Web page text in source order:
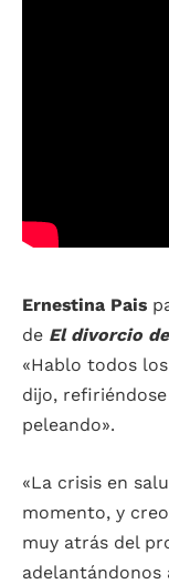
Ernestina Pais
de El divorcio
«Hablo todos
dijo, refiriéndose
peleando».
«La crisis en
momento, y
muy atrás del
adelantándonos